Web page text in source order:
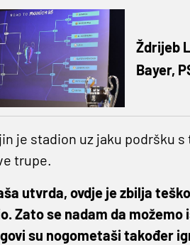
Ždrijeb
Bayer,
je stadion uz jaku podršku
trupe.
utvrda, ovdje je zbilja
Zato se nadam da
su nogometaši također